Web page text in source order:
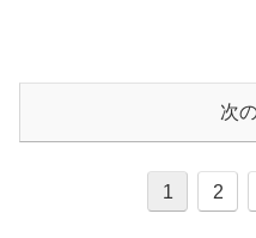
次
1 2